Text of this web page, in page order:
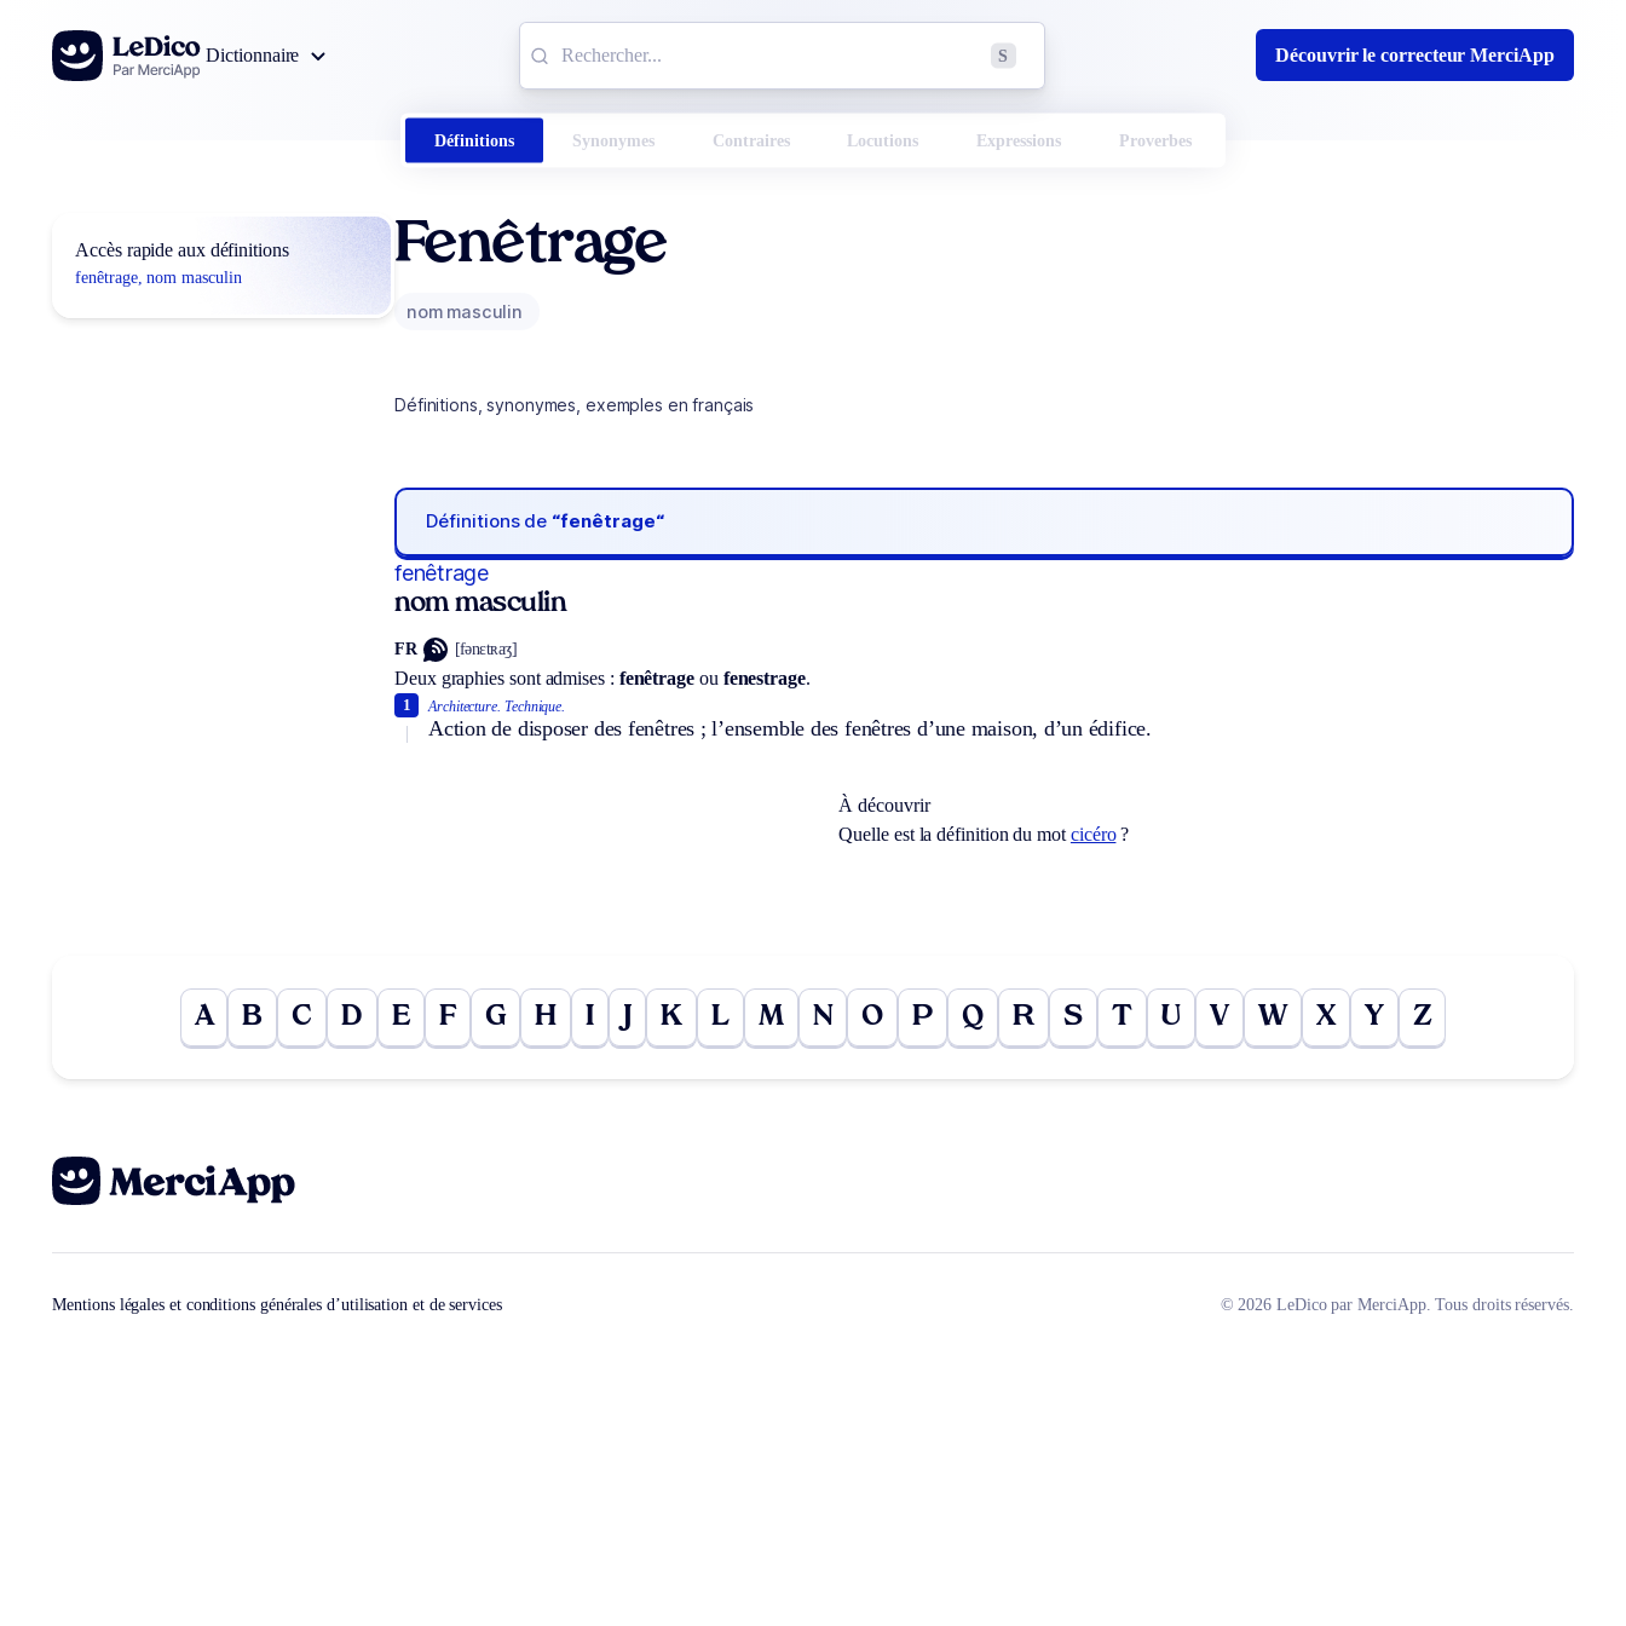
Aller au contenu
Dictionnaire
S Découvrir le correcteur MerciApp
Définitions Synonymes Contraires Locutions Expressions Proverbes
Accès rapide aux définitions
fenêtrage, nom masculin
Fenêtrage
nom masculin
Définitions, synonymes, exemples en français
Définitions de “fenêtrage“
fenêtrage
nom masculin
FR [fənɛtʀaʒ]
Deux graphies sont admises : fenêtrage ou fenestrage.
Architecture. Technique.
Action de disposer des fenêtres ; l’ensemble des fenêtres d’une maison, d’un édifice.
1
À découvrir
Quelle est la définition du mot cicéro?
A B C D E F G H I K L M N O P Q R S T U V W X Y Z
Mentions légales et conditions générales d’utilisation et de services © 2026 LeDico par MerciApp. Tous droits réservés.